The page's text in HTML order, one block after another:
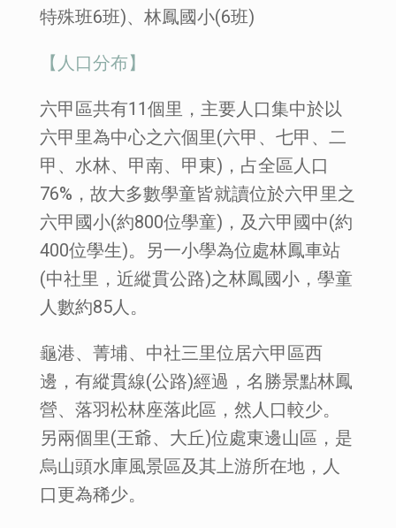
特殊班6班)、林鳳國小(6班)
【人口分布】
六甲區共有11個里，主要人口集中於以
六甲里為中心之六個里(六甲、七甲、二
甲、水林、甲南、甲東)，占全區人口
76%，故大多數學童皆就讀位於六甲里之
六甲國小(約800位學童)，及六甲國中(約
400位學生)。另一小學為位處林鳳車站
(中社里，近縱貫公路)之林鳳國小，學童
人數約85人。
龜港、菁埔、中社三里位居六甲區西
邊，有縱貫線(公路)經過，名勝景點林鳳
營、落羽松林座落此區，然人口較少。
另兩個里(王爺、大丘)位處東邊山區，是
烏山頭水庫風景區及其上游所在地，人
口更為稀少。